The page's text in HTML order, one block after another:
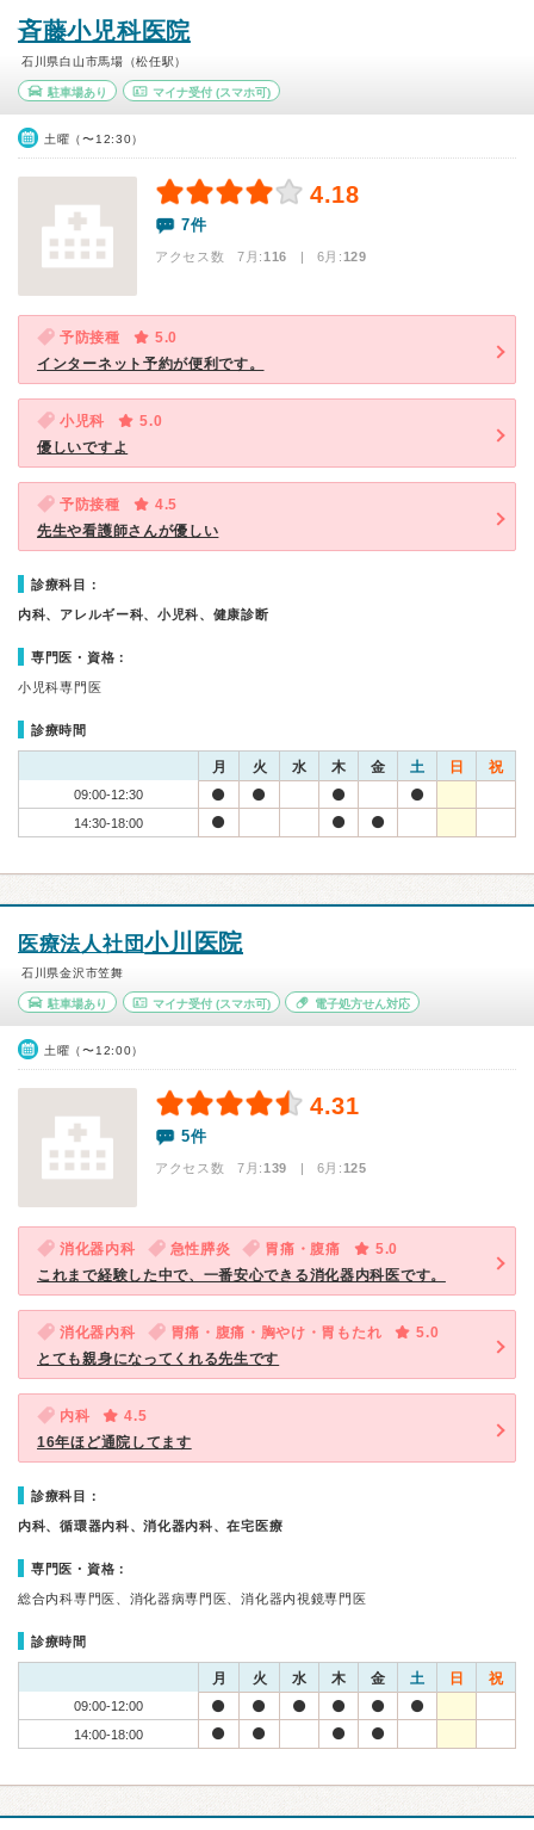
斉藤小児科医院
石川県白山市馬場（松任駅）
駐車場あり マイナ受付(スマホ可)
土曜（〜12:30）
4.18
7件
アクセス数 7月:116 | 6月:129
予防接種
5.0
インターネット予約が便利です。
小児科
5.0
優しいですよ
予防接種
4.5
先生や看護師さんが優しい
診療科目：
内科、アレルギー科、小児科、健康診断
専門医・資格：
小児科専門医
診療時間
月 火 水 木 金 土 日 祝
09:00-12:30
14:30-18:00
医療法人社団小川医院
石川県金沢市笠舞
駐車場あり マイナ受付(スマホ可) 電子処方せん対応
土曜（〜12:00）
4.31
5件
アクセス数 7月:139 | 6月:125
消化器内科 急性膵炎 胃痛・腹痛
5.0
これまで経験した中で、一番安心できる消化器内科医です。
消化器内科 胃痛・腹痛・胸やけ・胃もたれ
5.0
とても親身になってくれる先生です
内科
4.5
16年ほど通院してます
診療科目：
内科、循環器内科、消化器内科、在宅医療
専門医・資格：
総合内科専門医、消化器病専門医、消化器内視鏡専門医
診療時間
月 火 水 木 金 土 日 祝
09:00-12:00
14:00-18:00